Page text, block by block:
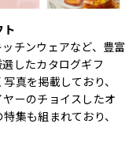
ト
チンウェアなど、豊富
したカタログギフ
真を掲載しており、
ーのチョイスしたオ
集も組まれており、